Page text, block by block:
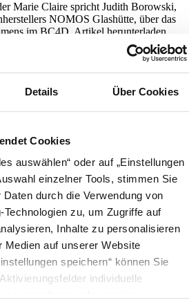
Details Über Cookies
Cookies
auswählen“ oder auf „Einstellungen
einzelner Tools, stimmen Sie
durch die Verwendung von
zu, um Zugriffe auf
Inhalte zu personalisieren
Medien auf unserer Website
speichern“ können Sie
individuelle
Marie Claire spricht Judith Borowski,
NOMOS Glashütte, über das
im BC4D. Artikel herunterladen
sprach mit Susanne Nasr,
- auch am Arbeitsplatz
sprach mit Susanne Nasr,
und mit Hanna Börgmann vom Institute
Ziel und Methodik des BC4D. Artikel